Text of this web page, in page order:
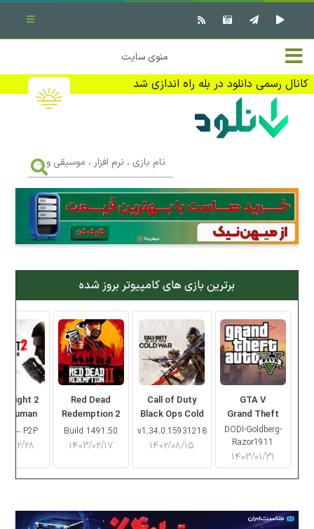
خانه
تماس با ما
تبلیغات
منوی سایت
کانال رسمی دانلود در بله راه اندازی شد
✖ بستن منو
نرم افزار کامپیوتر
بازی کامپیوتر
کتاب
جهت دریافت آخرین اخبار و اطلاعات ما را در کانال رسمی دانلود در
بله دنبال کنید (ورود)
بازی
،
نرم
افزار
،
موسیقی
...
برترین بازی های کامپیوتر بروز شده
GTA V
Grand Theft
Auto V
DODI-Goldberg-
Razor1911
۱۴۰۳/۰۱/۳۱
Call of Duty
Black Ops Cold
War
v1.34.0.15931218
۱۴۰۲/۰۸/۱۵
Red Dead
Redemption 2
Build 1491.50
۱۴۰۳/۰۲/۱۷
Light 2
Human
– P2P
۱۴۰۳/